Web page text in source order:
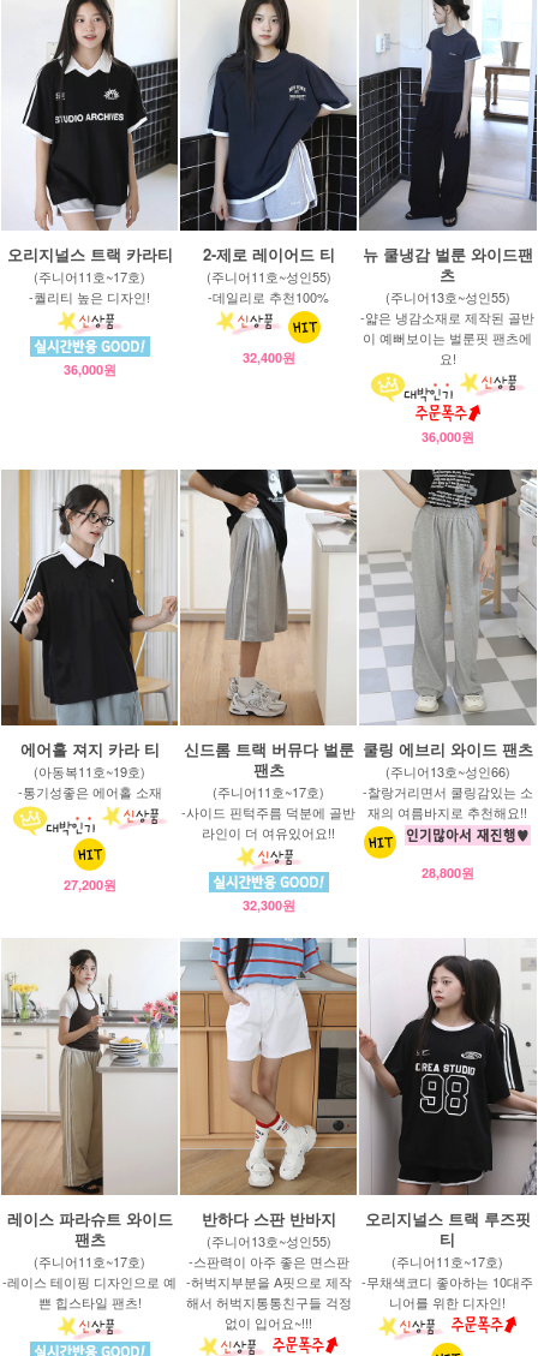
오리지널스 트랙 카라티
(주니어11호~17호)
-퀄리티 높은 디자인!
36,000원
2-제로 레이어드 티
(주니어11호~성인55)
-데일리로 추천100%
32,400원
뉴 쿨냉감 벌룬 와이드팬
츠
(주니어13호~성인55)
-얇은 냉감소재로 제작된 골반
이 예뻐보이는 벌룬핏 팬츠에
요!
36,000원
에어홀 져지 카라 티
(아동복11호~19호)
-통기성좋은 에어홀 소재
27,200원
신드롬 트랙 버뮤다 벌룬
팬츠
(주니어11호~17호)
-사이드 핀턱주름 덕분에 골반
라인이 더 여유있어요!!
32,300원
쿨링 에브리 와이드 팬츠
(주니어13호~성인66)
-찰랑거리면서 쿨링감있는 소
재의 여름바지로 추천해요!!
28,800원
레이스 파라슈트 와이드
팬츠
(주니어11호~17호)
-레이스 테이핑 디자인으로 예
쁜 힙스타일 팬츠!
반하다 스판 반바지
(주니어13호~성인55)
-스판력이 아주 좋은 면스판
-허벅지부분을 A핏으로 제작
해서 허벅지통통친구들 걱정
없이 입어요~!!!
오리지널스 트랙 루즈핏
티
(주니어11호~17호)
-무채색코디 좋아하는 10대주
니어를 위한 디자인!